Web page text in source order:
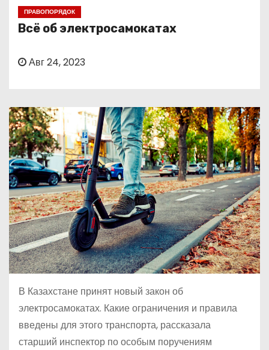
ПРАВОПОРЯДОК
Всё об электросамокатах
Авг 24, 2023
В Казахстане принят новый закон об
электросамокатах. Какие ограничения и правила
введены для этого транспорта, рассказала
старший инспектор по особым поручениям